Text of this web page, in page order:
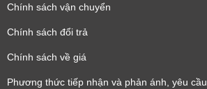
Chính sách vận chuyển
Chính sách đổi trả
Chính sách về giá
Phương thức tiếp nhận và phản ánh, yêu